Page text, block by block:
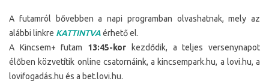
A futamról bővebben a napi programban olvashatnak, mely az
alábbi linkre KATTINTVAérhető el.
A Kincsem+ futam 13:45-kor
kezdődik, a teljes versenynapot
élőben közvetítik online csatornáink, a kincsempark.hu, a lovi.hu, a
lovifogadás.hu és a bet.lovi.hu.